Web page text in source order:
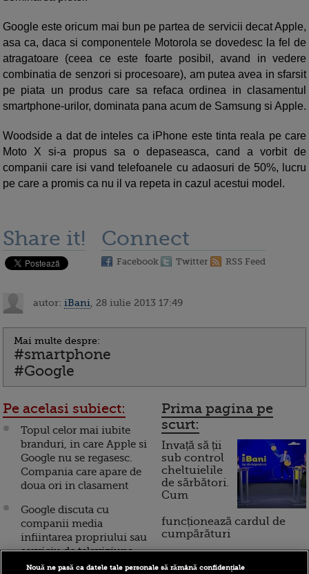
Google este oricum mai bun pe partea de servicii decat Apple,
asa ca, daca si componentele Motorola se dovedesc la fel de
atragatoare (ceea ce este foarte posibil, avand in vedere
combinatia de senzori si procesoare), am putea avea in sfarsit
pe piata un produs care sa refaca ordinea in clasamentul
smartphone-urilor, dominata pana acum de Samsung si Apple.
Woodside a dat de inteles ca iPhone este tinta reala pe care
Moto X si-a propus sa o depaseasca, cand a vorbit de
companii care isi vand telefoanele cu adaosuri de 50%, lucru
pe care a promis ca nu il va repeta in cazul acestui model.
Share it! Connect
Facebook Twitter RSS Feed
autor: iBani , 28 iulie 2013 17:49
Mai multe despre:
#smartphone
#Google
Pe acelasi subiect:
Topul celor mai iubite
branduri, in care Apple si
Google nu se regasesc.
Compania care apare de
doua ori in clasament
Google discuta cu
companii media
infiintarea propriului sau
serviciu de televiziune
online
Prima pagina pe
scurt:
Invață să ții
sub control
cheltuielile
de sărbători.
Cum
funcționează cardul de
cumpărături
Nouă ne pasă ca datele tale personale să rămână confidențiale